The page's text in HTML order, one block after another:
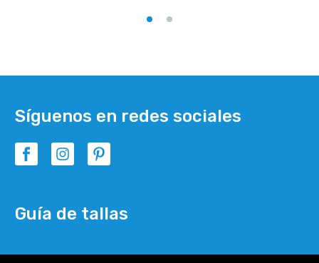
Síguenos en redes sociales
Guía de tallas